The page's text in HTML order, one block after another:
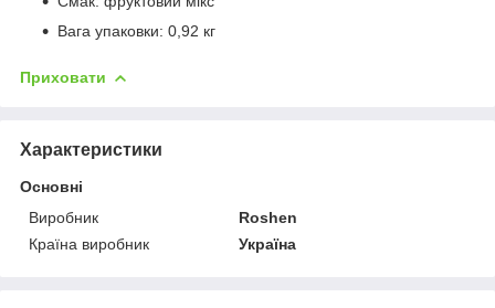
Вага упаковки: 0,92 кг
Приховати
Характеристики
Основні
Виробник
Roshen
Країна виробник
Україна